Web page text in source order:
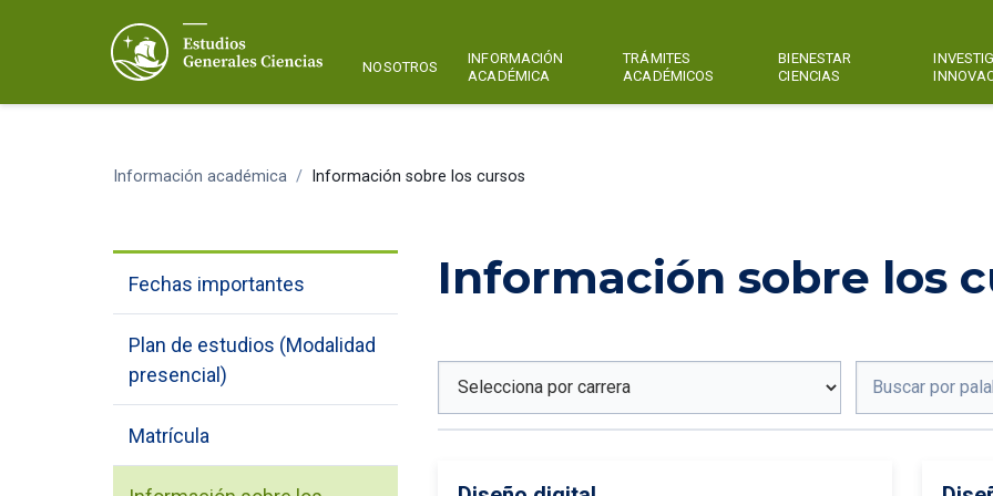
NOSOTROS
INFORMACIÓN
ACADÉMICA
TRÁMITES
ACADÉMICOS
BIENESTAR
CIENCIAS
Información académica / Información sobre los cursos
Fechas importantes
Plan de estudios (Modalidad
presencial)
Matrícula
Información sobre los